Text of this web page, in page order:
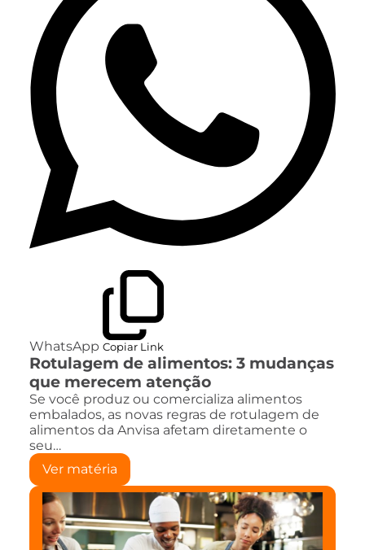
WhatsApp Copiar Link
Rotulagem de alimentos: 3 mudanças
que merecem atenção
Se você produz ou comercializa alimentos
embalados, as novas regras de rotulagem de
alimentos da Anvisa afetam diretamente o
seu…
Ver matéria